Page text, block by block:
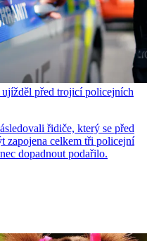
před trojicí policejních
řidiče, který se před
zapojena celkem tři policejní
dopadnout podařilo.